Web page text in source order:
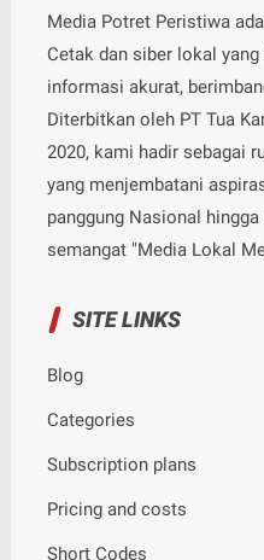
Media Potret Peristiwa
Cetak dan siber lokal
informasi akurat,
Diterbitkan oleh PT Tua
2020, kami hadir sebagai
yang menjembatani
panggung Nasional
semangat "Media Lokal
SITE LINKS
Blog
Categories
Subscription plans
Pricing and costs
Short Codes